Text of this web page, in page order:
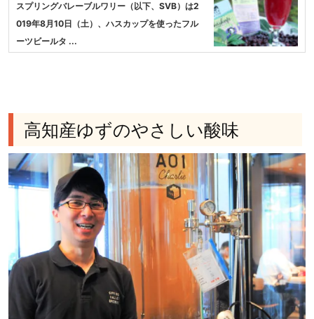
スプリングバレーブルワリー（以下、SVB）は2
019年8月10日（土）、ハスカップを使ったフル
ーツビールタ ...
高知産ゆずのやさしい酸味